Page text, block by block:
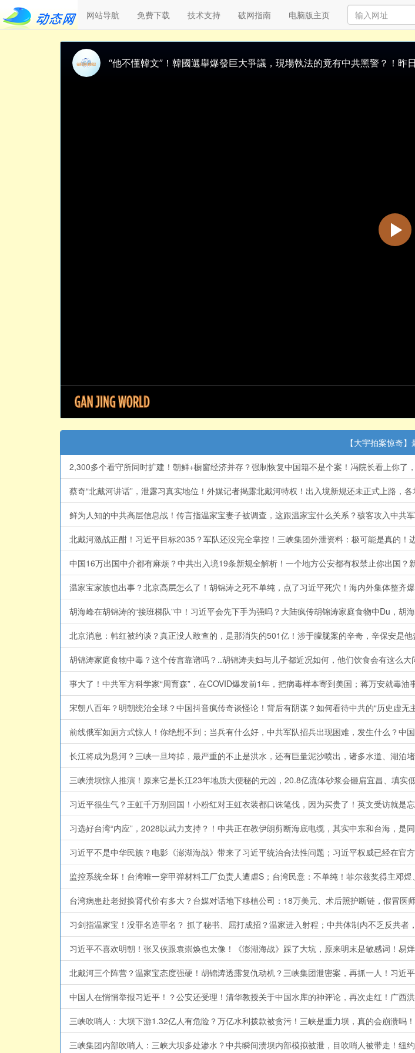
网站导航 免费下载 技术支持 破网指南 电脑版主页
【大宇拍案惊奇
蔡奇“北戴河讲话”，泄露习真实地位！外媒记者揭露北戴河特权！出入境新规还未正式上路，
北戴河激战正酣！习近平目标2035？军队还没完全掌控！三峡集团外泄资料：极可能是真的
宋朝八百年？明朝统治全球？中国抖音疯传奇谈怪论！背后有阴谋？如何看待中共的“历史虚
习选好台湾“内应”，2028以武力支持？！中共正在教伊朗剪断海底电缆，其实中东和台海，
习近平不是中华民族？电影《澎湖海战》带来了习近平统治合法性问题；习近平权威已经在官
习剑指温家宝！没罪名造罪名？ 抓了秘书、屈打成招？温家进入射程；中共体制内不乏反共
习近平不喜欢明朝！张又侠跟袁崇焕也太像！《澎湖海战》踩了大坑，原来明末是敏感词！易
北戴河三个阵营？温家宝态度强硬！胡锦涛透露复仇动机？三峡集团泄密案，再抓一人！习
三峡吹哨人：大坝下游1.32亿人有危险？万亿水利拨款被贪污！三峡是重力坝，真的会崩溃